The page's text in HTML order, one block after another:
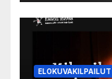
ELOKUVAKILPAILUT